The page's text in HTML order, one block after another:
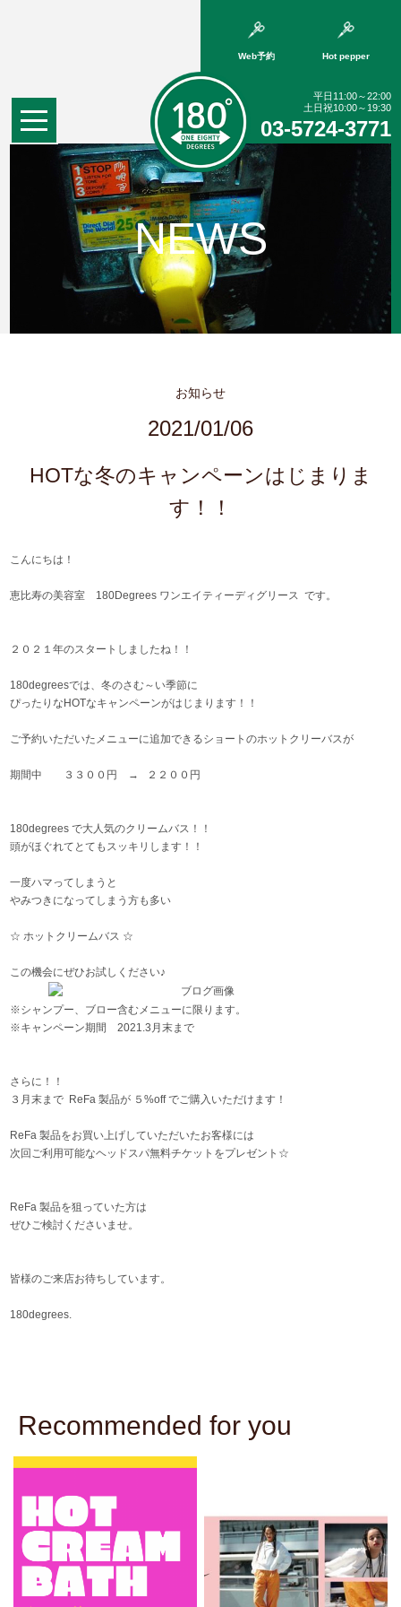
Web予約 Hot pepper
平日11:00～22:00
土日祝10:00～19:30
03-5724-3771
NEWS
お知らせ
2021/01/06
HOTな冬のキャンペーンはじまりま
す！！
こんにちは！
恵比寿の美容室 180Degrees ワンエイティーディグリース です。
２０２１年のスタートしましたね！！
180degreesでは、冬のさむ～い季節に
ぴったりなHOTなキャンペーンがはじまります！！
ご予約いただいたメニューに追加できるショートのホットクリーバスが
期間中 ３３００円 → ２２００円
180degrees で大人気のクリームバス！！
頭がほぐれてとてもスッキリします！！
一度ハマってしまうと
やみつきになってしまう方も多い
☆ ホットクリームバス ☆
この機会にぜひお試しください♪
※シャンプー、ブロー含むメニューに限ります。
※キャンペーン期間 2021.3月末まで
さらに！！
３月末まで ReFa 製品が ５%off でご購入いただけます！
ReFa 製品をお買い上げしていただいたお客様には
次回ご利用可能なヘッドスパ無料チケットをプレゼント☆
ReFa 製品を狙っていた方は
ぜひご検討くださいませ。
皆様のご来店お待ちしています。
180degrees.
Recommended for you